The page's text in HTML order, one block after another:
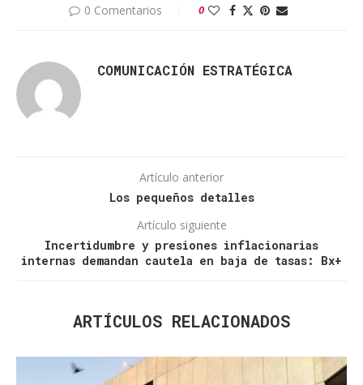
0 Comentarios 0
COMUNICACIÓN ESTRATÉGICA
Artículo anterior
Los pequeños detalles
Artículo siguiente
Incertidumbre y presiones inflacionarias
internas demandan cautela en baja de tasas: Bx+
ARTÍCULOS RELACIONADOS